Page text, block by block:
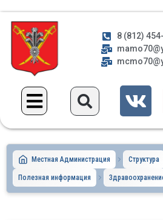
8 (812)
Местная Администрация Структура
Полезная информация